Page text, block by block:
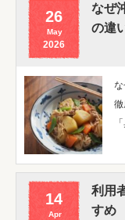
26
May
2026
なぜ
の違
徹
14
Apr
利用
すめ